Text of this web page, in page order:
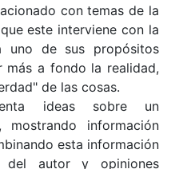
con temas de la
este interviene con la
uno de sus propósitos
más a fondo la realidad,
de las cosas.
ideas sobre un
mostrando información
esta información
autor y opiniones